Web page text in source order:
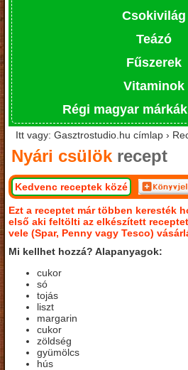
Csokivilág
Teázó
Fűszerek
Vitaminok
Régi magyar
Itt vagy: Gasztrostudio.hu címlap ›
Nyári csülök recept
Kedvenc receptek közé
Ezt a receptet már többen keresték
első aki feltölti az elkészített
vele (Spar, Penny vagy Tesco)
Mi kellhet hozzá? Alapanyagok:
cukor
só
tojás
liszt
margarin
cukor
zöldség
gyümölcs
hús